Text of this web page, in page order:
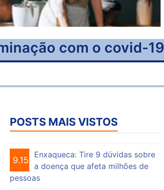
com o covid-19
POSTS MAIS VISTOS
9.153
Enxaqueca: Tire 9 dúvidas sobre
a doença que afeta milhões de
pessoas